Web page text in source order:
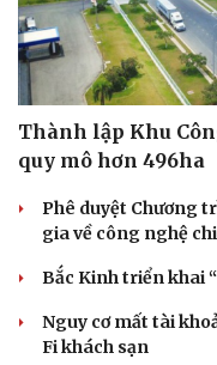
Thành lập Khu
quy mô hơn 496ha
Phê duyệt Chương
gia về công nghệ
Bắc Kinh triển khai
Nguy cơ mất tài
Fi khách sạn